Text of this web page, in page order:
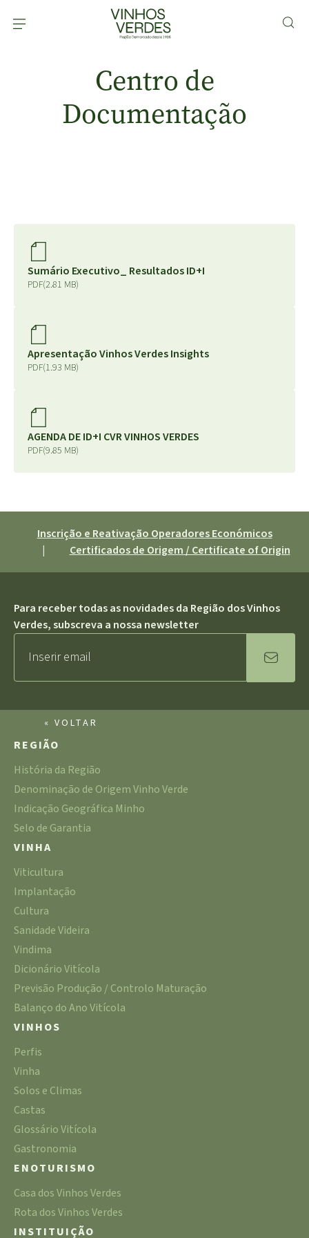
Centro de
Documentação
Sumário Executivo_ Resultados ID+I
PDF(2.81 MB)
Apresentação Vinhos Verdes Insights
PDF(1.93 MB)
AGENDA DE ID+I CVR VINHOS VERDES
PDF(9.85 MB)
Inscrição e Reativação Operadores Económicos
|
Certificados de Origem / Certificate of Origin
Para receber todas as novidades da Região dos Vinhos
Verdes, subscreva a nossa newsletter
« VOLTAR
REGIÃO
História da Região
Denominação de Origem Vinho Verde
Indicação Geográfica Minho
Selo de Garantia
VINHA
Viticultura
Implantação
Cultura
Sanidade Videira
Vindima
Dicionário Vitícola
Previsão Produção / Controlo Maturação
Balanço do Ano Vitícola
VINHOS
Perfis
Vinha
Solos e Climas
Castas
Glossário Vitícola
Gastronomia
ENOTURISMO
Casa dos Vinhos Verdes
Rota dos Vinhos Verdes
INSTITUIÇÃO